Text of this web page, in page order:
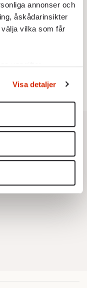
annonser och
åskådarinsikter
vilka som får
uppgifter
när som
anpassa innehållet
Vi
och annan
medier och
med.
Visa detaljer
2026!